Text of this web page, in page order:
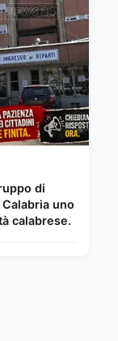
di
uno
calabrese.